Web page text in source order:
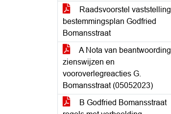
Raadsvoorstel vaststelling
bestemmingsplan Godfried
Bomansstraat
A Nota van beantwoording
zienswijzen en
vooroverlegreacties G.
Bomansstraat (05052023)
B Godfried Bomansstraat